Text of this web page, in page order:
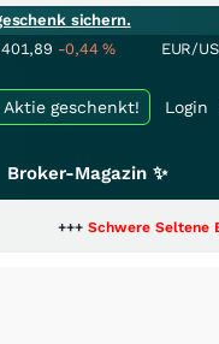
sichern.
-0,44% EUR/
Login
Aktie geschenkt!
Broker-Magazin ✨
Schwere Seltene Erden: